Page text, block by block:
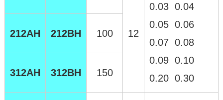
12
0.03 0.04
0.05 0.06
0.07 0.08
0.09 0.10
0.20 0.30
212AH 212BH 100
312AH 312BH 150